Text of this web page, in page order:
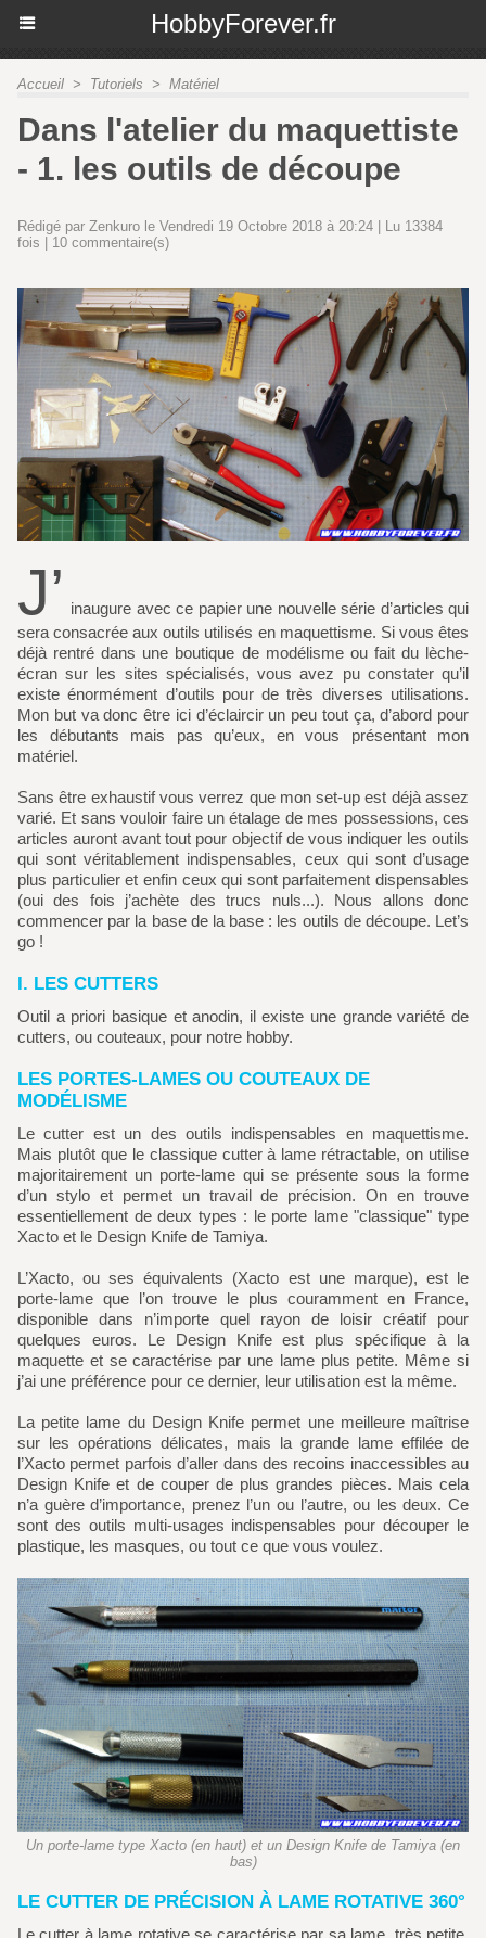
HobbyForever.fr
Accueil > Tutoriels > Matériel
Dans l'atelier du maquettiste
- 1. les outils de découpe
Rédigé par Zenkuro le Vendredi 19 Octobre 2018 à 20:24 | Lu 13384
fois | 10 commentaire(s)
J’ inaugure avec ce papier une nouvelle série d’articles qui
sera consacrée aux outils utilisés en maquettisme. Si vous êtes
déjà rentré dans une boutique de modélisme ou fait du lèche-
écran sur les sites spécialisés, vous avez pu constater qu’il
existe énormément d’outils pour de très diverses utilisations.
Mon but va donc être ici d’éclaircir un peu tout ça, d’abord pour
les débutants mais pas qu’eux, en vous présentant mon
matériel.
Sans être exhaustif vous verrez que mon set-up est déjà assez
varié. Et sans vouloir faire un étalage de mes possessions, ces
articles auront avant tout pour objectif de vous indiquer les outils
qui sont véritablement indispensables, ceux qui sont d’usage
plus particulier et enfin ceux qui sont parfaitement dispensables
(oui des fois j’achète des trucs nuls...). Nous allons donc
commencer par la base de la base : les outils de découpe. Let’s
go !
I. LES CUTTERS
Outil a priori basique et anodin, il existe une grande variété de
cutters, ou couteaux, pour notre hobby.
LES PORTES-LAMES OU COUTEAUX DE
MODÉLISME
Le cutter est un des outils indispensables en maquettisme.
Mais plutôt que le classique cutter à lame rétractable, on utilise
majoritairement un porte-lame qui se présente sous la forme
d’un stylo et permet un travail de précision. On en trouve
essentiellement de deux types : le porte lame "classique" type
Xacto et le Design Knife de Tamiya.
L’Xacto, ou ses équivalents (Xacto est une marque), est le
porte-lame que l’on trouve le plus couramment en France,
disponible dans n’importe quel rayon de loisir créatif pour
quelques euros. Le Design Knife est plus spécifique à la
maquette et se caractérise par une lame plus petite. Même si
j’ai une préférence pour ce dernier, leur utilisation est la même.
La petite lame du Design Knife permet une meilleure maîtrise
sur les opérations délicates, mais la grande lame effilée de
l’Xacto permet parfois d’aller dans des recoins inaccessibles au
Design Knife et de couper de plus grandes pièces. Mais cela
n’a guère d’importance, prenez l’un ou l’autre, ou les deux. Ce
sont des outils multi-usages indispensables pour découper le
plastique, les masques, ou tout ce que vous voulez.
Un porte-lame type Xacto (en haut) et un Design Knife de Tamiya (en
bas)
LE CUTTER DE PRÉCISION À LAME ROTATIVE 360°
Le cutter à lame rotative se caractérise par sa lame, très petite,